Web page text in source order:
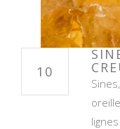
10